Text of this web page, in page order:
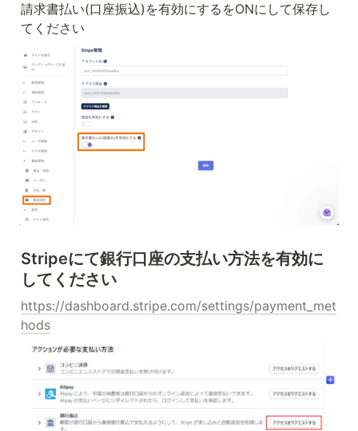
請求書払い(口座振込)を有効にするをONにして保存し
てください
Stripeにて銀行口座の支払い方法を有効に
してください
https://dashboard.stripe.com/settings/payment_met
hods